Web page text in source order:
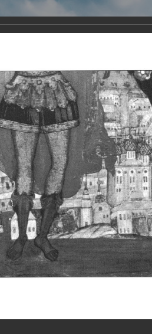
Сайт создан по
Галерея
Храмы-мученики Архангельска
Архангельска